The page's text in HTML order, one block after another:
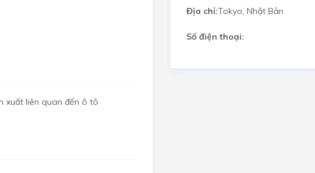
xuất liên quan đến ô tô
Địa chỉ:Tokyo, Nhật Bản
Số điện thoại: